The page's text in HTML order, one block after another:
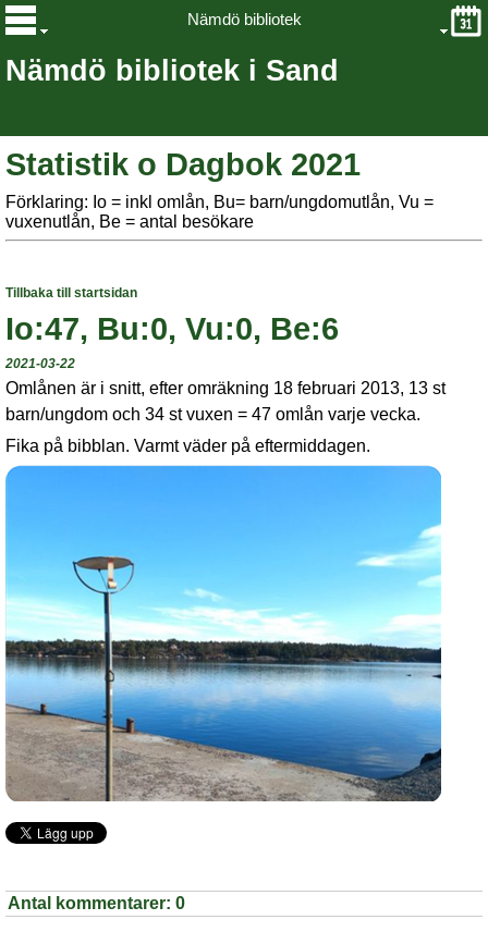
Nämdö bibliotek i Sand
Nämdö bibliotek
Statistik o Dagbok 2021
Förklaring: Io = inkl omlån, Bu= barn/ungdomutlån, Vu =
vuxenutlån, Be = antal besökare
Tillbaka till startsidan
Io:47, Bu:0, Vu:0, Be:6
2021-03-22
Omlånen är i snitt, efter omräkning 18 februari 2013, 13 st
barn/ungdom och 34 st vuxen = 47 omlån varje vecka.
Fika på bibblan. Varmt väder på eftermiddagen.
Antal kommentarer: 0